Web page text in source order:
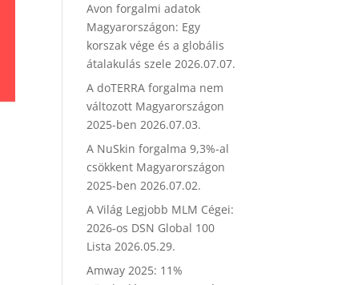
Avon forgalmi adatok
Magyarországon: Egy
korszak vége és a globális
átalakulás szele 2026.07.07.
A doTERRA forgalma nem
változott Magyarországon
2025-ben 2026.07.03.
A NuSkin forgalma 9,3%-al
csökkent Magyarországon
2025-ben 2026.07.02.
A Világ Legjobb MLM Cégei:
2026-os DSN Global 100
Lista 2026.05.29.
Amway 2025: 11%